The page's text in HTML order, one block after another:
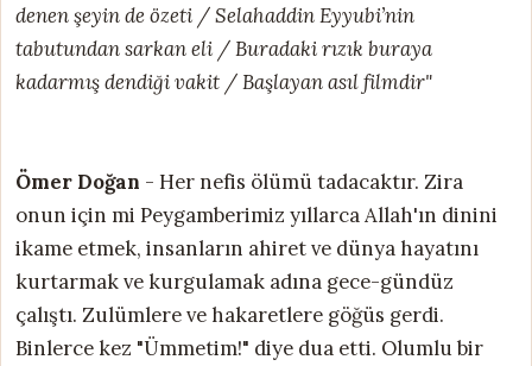
denen şeyin de özeti / Selahaddin Eyyubi’nin
tabutundan sarkan eli / Buradaki rızık buraya
kadarmış dendiği vakit / Başlayan asıl filmdir"
Ömer Doğan - Her nefis ölümü tadacaktır. Zira
onun için mi Peygamberimiz yıllarca Allah'ın dinini
ikame etmek, insanların ahiret ve dünya hayatını
kurtarmak ve kurgulamak adına gece-gündüz
çalıştı. Zulümlere ve hakaretlere göğüs gerdi.
Binlerce kez "Ümmetim!" diye dua etti. Olumlu bir